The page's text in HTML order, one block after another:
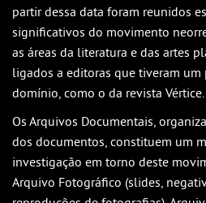
partir dessa data foram reunidos
significativos do movimento
as áreas da literatura e das artes
ligados a editoras que tiveram
domínio, como o da revista Vértice.
Os Arquivos Documentais,
dos documentos, constituem um
investigação em torno deste
Arquivo Fotográfico (slides,